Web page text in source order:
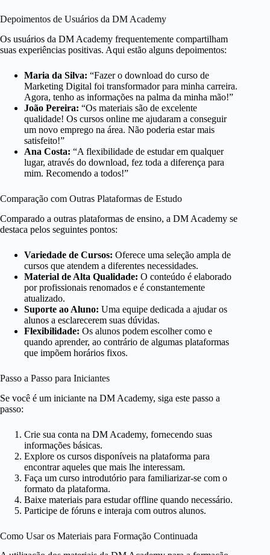
Depoimentos de Usuários da DM Academy
Os usuários da DM Academy frequentemente compartilham
suas experiências positivas. Aqui estão alguns depoimentos:
Maria da Silva: “Fazer o download do curso de
Marketing Digital foi transformador para minha carreira.
Agora, tenho as informações na palma da minha mão!”
João Pereira: “Os materiais são de excelente
qualidade! Os cursos online me ajudaram a conseguir
um novo emprego na área. Não poderia estar mais
satisfeito!”
Ana Costa: “A flexibilidade de estudar em qualquer
lugar, através do download, fez toda a diferença para
mim. Recomendo a todos!”
Comparação com Outras Plataformas de Estudo
Comparado a outras plataformas de ensino, a DM Academy se
destaca pelos seguintes pontos:
Variedade de Cursos: Oferece uma seleção ampla de
cursos que atendem a diferentes necessidades.
Material de Alta Qualidade: O conteúdo é elaborado
por profissionais renomados e é constantemente
atualizado.
Suporte ao Aluno: Uma equipe dedicada a ajudar os
alunos a esclarecerem suas dúvidas.
Flexibilidade: Os alunos podem escolher como e
quando aprender, ao contrário de algumas plataformas
que impõem horários fixos.
Passo a Passo para Iniciantes
Se você é um iniciante na DM Academy, siga este passo a
passo:
Crie sua conta na DM Academy, fornecendo suas
informações básicas.
Explore os cursos disponíveis na plataforma para
encontrar aqueles que mais lhe interessam.
Faça um curso introdutório para familiarizar-se com o
formato da plataforma.
Baixe materiais para estudar offline quando necessário.
Participe de fóruns e interaja com outros alunos.
Como Usar os Materiais para Formação Continuada